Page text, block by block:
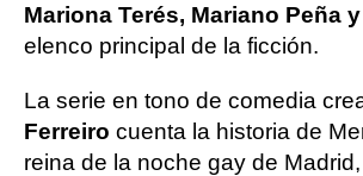
Mariona Terés, Mariano Peña
elenco principal de la ficción.
La serie en tono de comedia
Ferreiro cuenta la historia de
reina de la noche gay de